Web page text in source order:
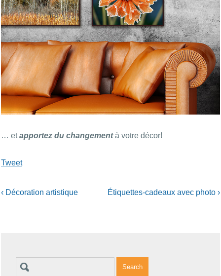
… etapportez du changementà votre décor!
Tweet
‹ Décoration artistique Étiquettes-cadeaux avec photo ›